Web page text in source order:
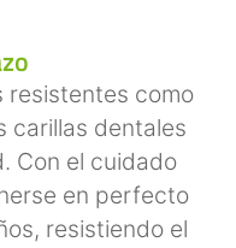
resistentes como
carillas dentales
Con el cuidado
en perfecto
resistiendo el